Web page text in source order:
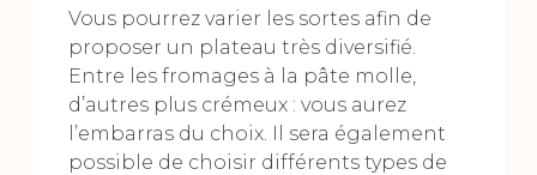
Vous pourrez varier les sortes afin de
proposer un plateau très diversifié.
Entre les fromages à la pâte molle,
d’autres plus crémeux : vous aurez
l’embarras du choix. Il sera également
possible de choisir différents types de